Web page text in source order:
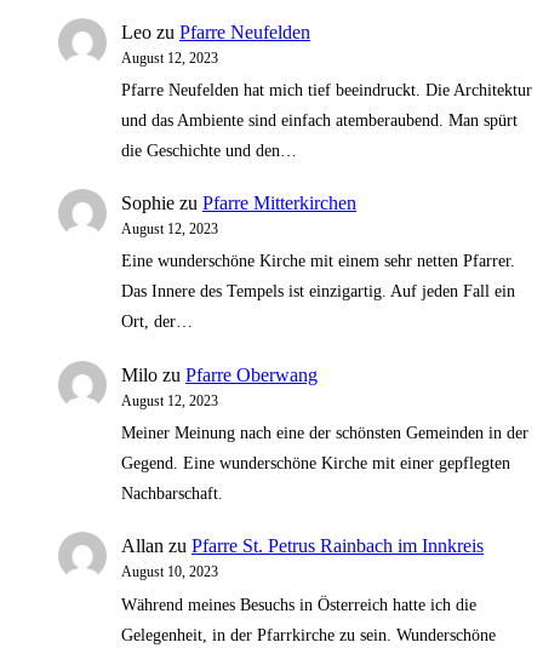
Leo zu Pfarre Neufelden
August 12, 2023
Pfarre Neufelden hat mich tief beeindruckt. Die Architektur
und das Ambiente sind einfach atemberaubend. Man spürt
die Geschichte und den…
Sophie zu Pfarre Mitterkirchen
August 12, 2023
Eine wunderschöne Kirche mit einem sehr netten Pfarrer.
Das Innere des Tempels ist einzigartig. Auf jeden Fall ein
Ort, der…
Milo zu Pfarre Oberwang
August 12, 2023
Meiner Meinung nach eine der schönsten Gemeinden in der
Gegend. Eine wunderschöne Kirche mit einer gepflegten
Nachbarschaft.
Allan zu Pfarre St. Petrus Rainbach im Innkreis
August 10, 2023
Während meines Besuchs in Österreich hatte ich die
Gelegenheit, in der Pfarrkirche zu sein. Wunderschöne